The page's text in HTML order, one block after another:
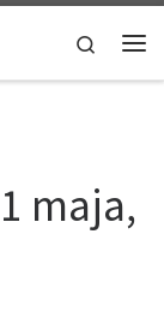
Search
maja,